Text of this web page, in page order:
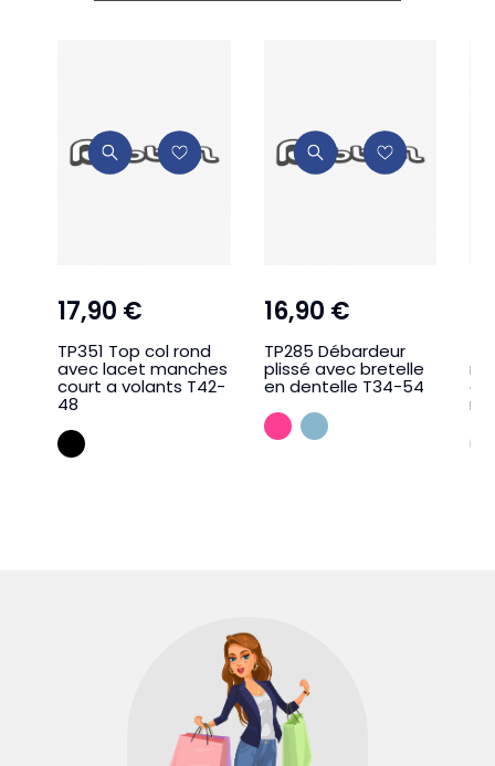
17,90 €
TP351 Top col rond
avec lacet manches
court a volants T42-
48
NOIR
16,90 €
TP285 Débardeur
plissé avec bretelle
en dentelle T34-54
FUSHIABLEU JEAN